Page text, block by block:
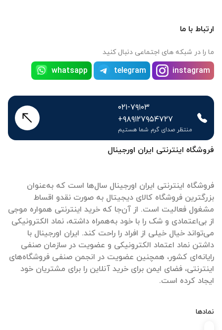
فروشگاه اینترنتی ایران اورجینال
فروشگاه اینترنتی ایران اورجینال سال‌ها است که به‌عنوان
بزرگترین فروشگاه کالای دیجیتال به صورت نقدو اقساط
مشغول فعالیت است. از آن‌جا که خرید اینترنتی همواره موجی
از بی‌اعتمادی و شک را با خود به‌همراه داشته، نماد الکترونیکی
می‌تواند خیال خیلی از افراد را راحت کند. ایران اورجینال با
داشتن نماد اعتماد الکترونیکی و عضویت در سازمان صنفی
رایانه‌ای کشور، همچنین عضویت در انجمن صنفی فروشگاه‌های
اینترنتی، فضای ایمن برای خرید آنلاین را برای مشتریان خود
ایجاد کرده است.
نمادها
ارتباط با ما
ما را در شبکه های اجتماعی دنبال کنید
instagram
telegram
whatsapp
۰۲۱-۷۹۱۰۳
+۹۸۹۱۲۷۹۵۴۷۲۷
منتظر صدای گرم شما هستیم